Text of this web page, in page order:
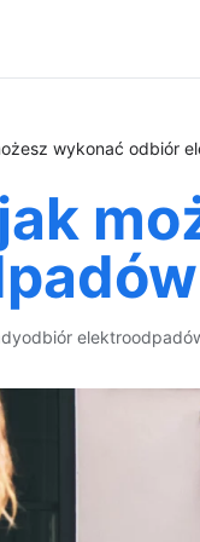
wykonać odbiór
odbiór